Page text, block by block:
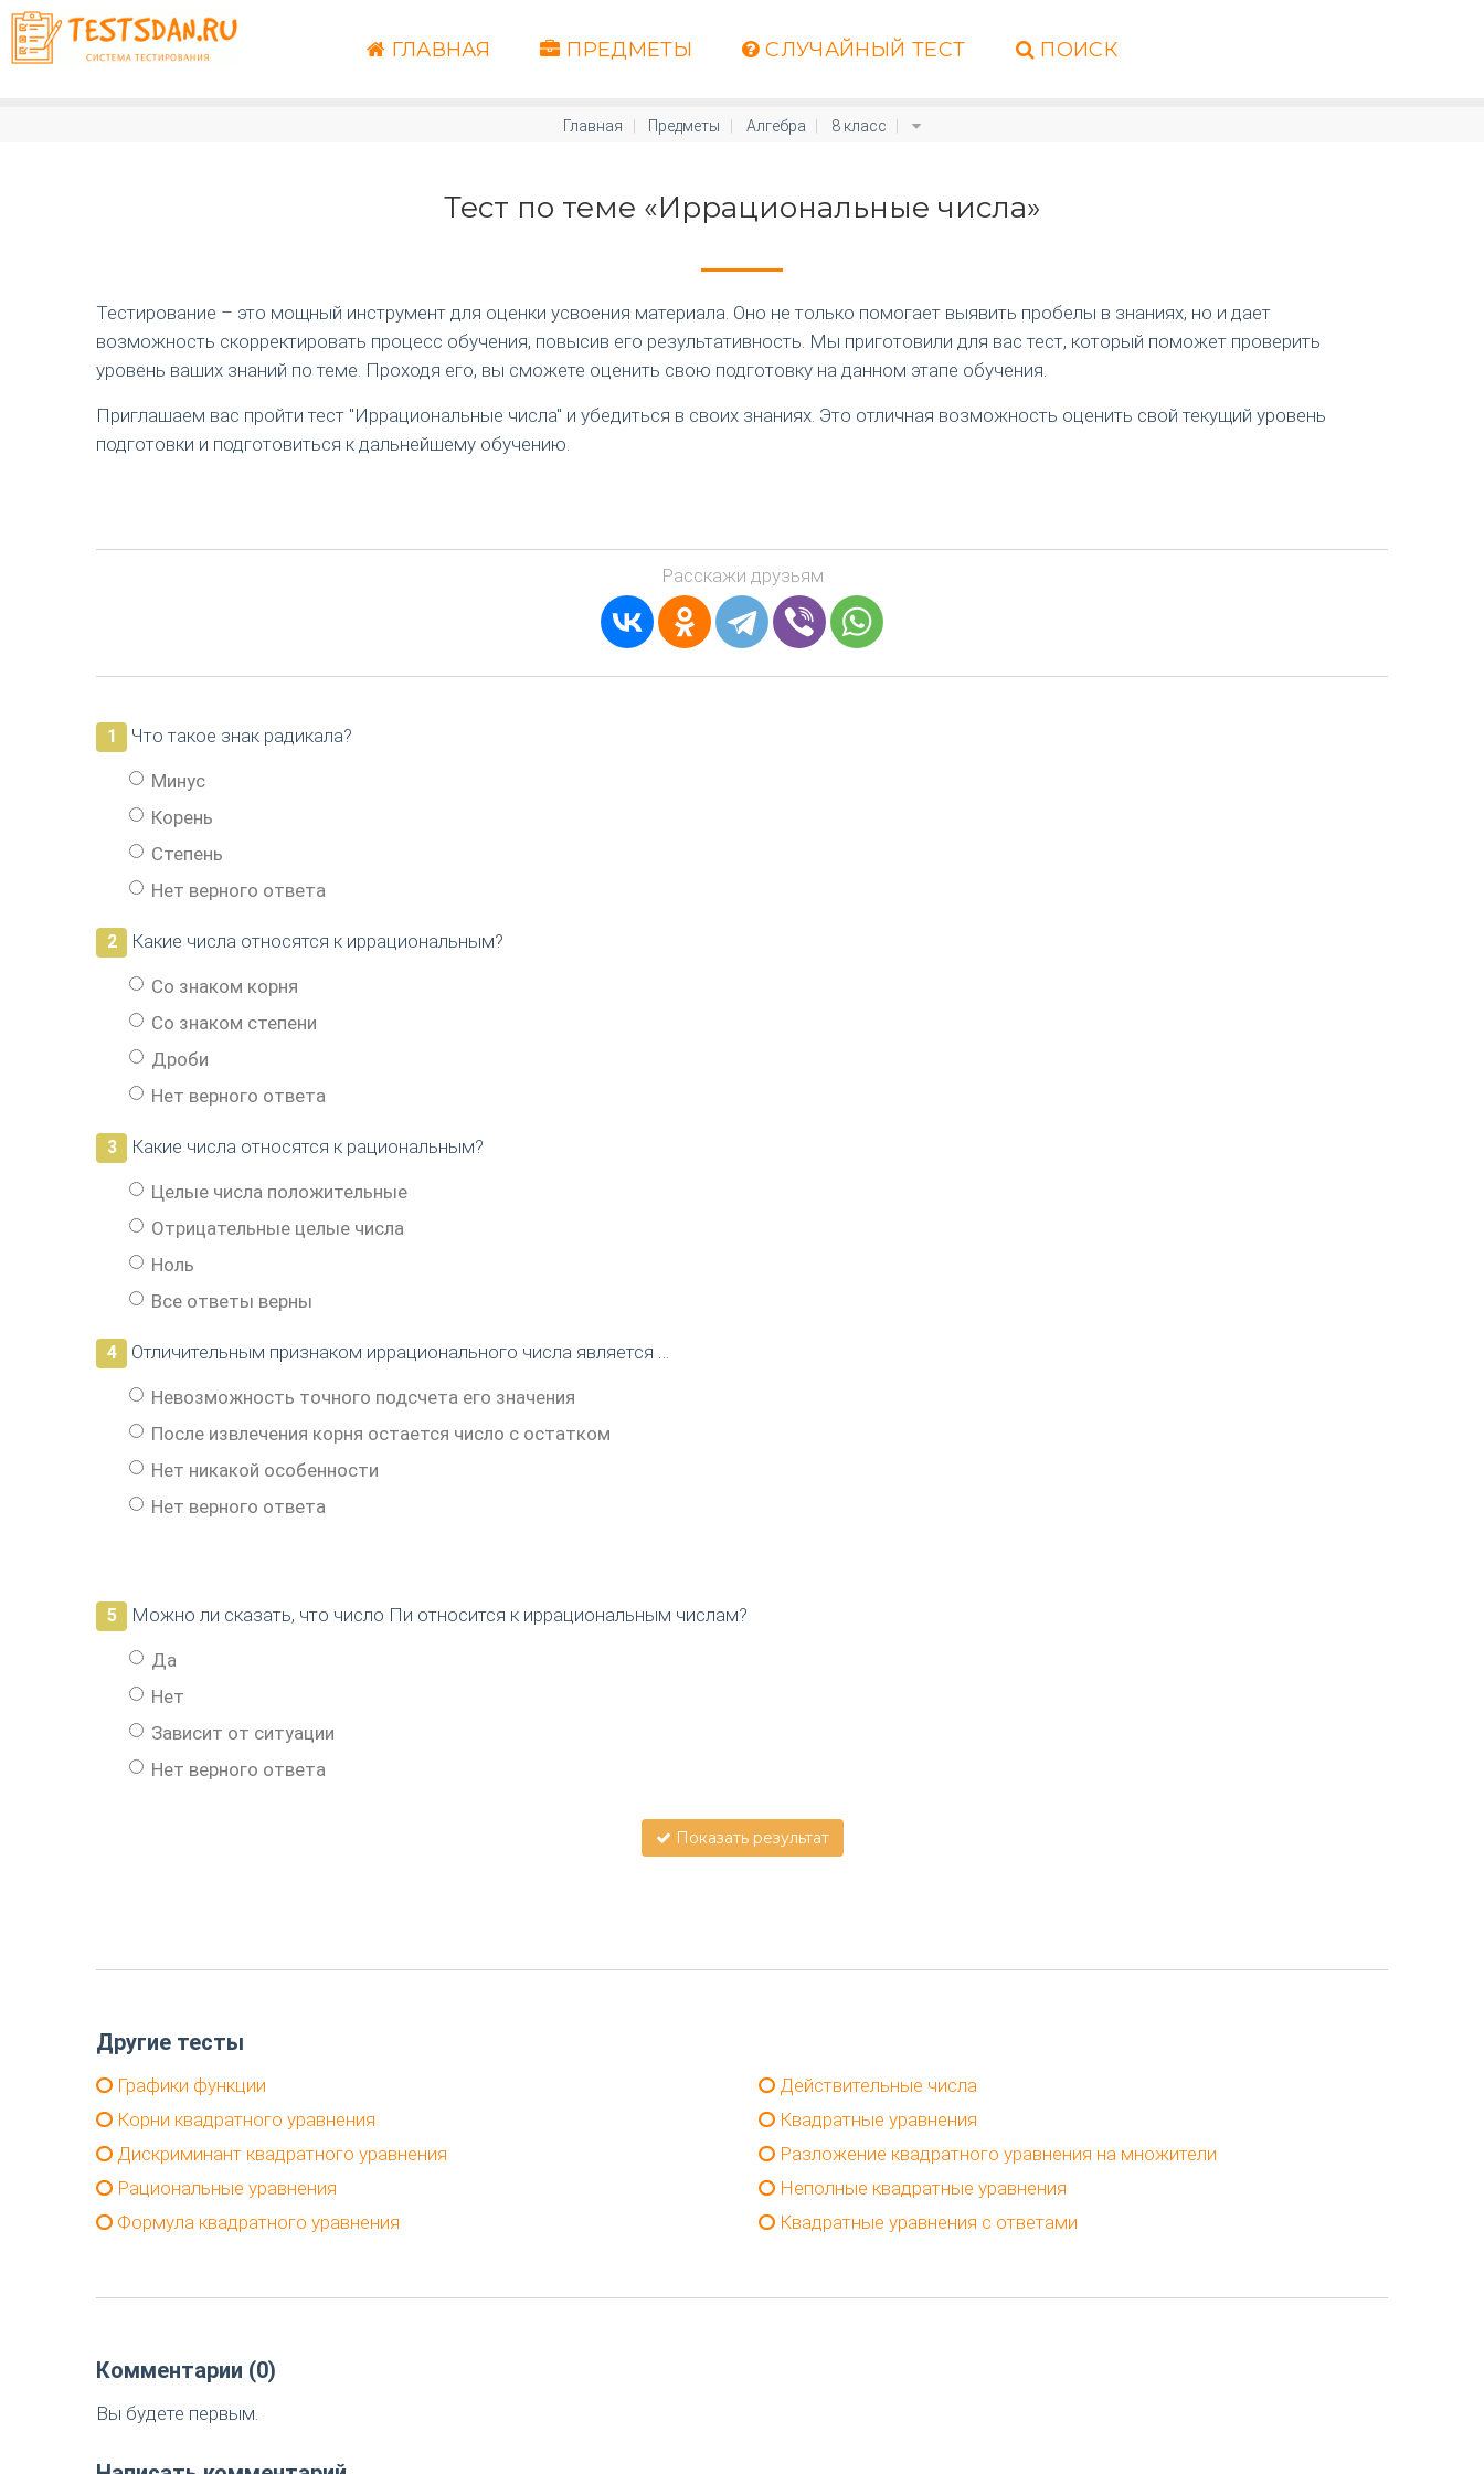
ГЛАВНАЯ ПРЕДМЕТЫ СЛУЧАЙНЫЙ ТЕСТ ПОИСК
Главная Предметы Алгебра 8 класс
Тест по теме «Иррациональные числа»
Тестирование – это мощный инструмент для оценки усвоения материала. Оно не только помогает выявить пробелы в знаниях, но и дает
возможность скорректировать процесс обучения, повысив его результативность. Мы приготовили для вас тест, который поможет проверить
уровень ваших знаний по теме. Проходя его, вы сможете оценить свою подготовку на данном этапе обучения.
Приглашаем вас пройти тест "Иррациональные числа" и убедиться в своих знаниях. Это отличная возможность оценить свой текущий уровень
подготовки и подготовиться к дальнейшему обучению.
Расскажи друзьям
1 Что такое знак радикала?
Минус
Корень
Степень
Нет верного ответа
2 Какие числа относятся к иррациональным?
Со знаком корня
Со знаком степени
Дроби
Нет верного ответа
3 Какие числа относятся к рациональным?
Целые числа положительные
Отрицательные целые числа
Ноль
Все ответы верны
4 Отличительным признаком иррационального числа является …
Невозможность точного подсчета его значения
После извлечения корня остается число с остатком
Нет никакой особенности
Нет верного ответа
5 Можно ли сказать, что число Пи относится к иррациональным числам?
Да
Нет
Зависит от ситуации
Нет верного ответа
Показать результат
Другие тесты
Графики функции
Действительные числа
Корни квадратного уравнения
Квадратные уравнения
Дискриминант квадратного уравнения
Разложение квадратного уравнения на множители
Рациональные уравнения
Неполные квадратные уравнения
Формула квадратного уравнения
Квадратные уравнения с ответами
Комментарии (0)
Вы будете первым.